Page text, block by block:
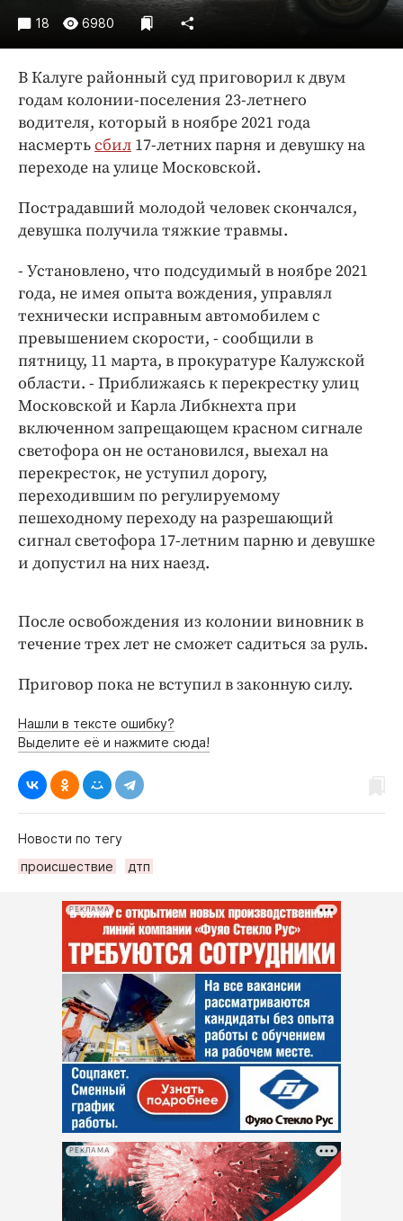
Интересное чтиво
Клиника года
Бренд года
Работодатель года
18 6980
В Калуге районный суд приговорил к двум
годам колонии-поселения 23-летнего
водителя, который в ноябре 2021 года
насмертьсбил 17-летних парня и девушку на
переходе на улице Московской.
Пострадавший молодой человек скончался,
девушка получила тяжкие травмы.
- Установлено, что подсудимый в ноябре 2021
года, не имея опыта вождения, управлял
технически исправным автомобилем с
превышением скорости, - сообщили в
пятницу, 11 марта, в прокуратуре Калужской
области. - Приближаясь к перекрестку улиц
Московской и Карла Либкнехта при
включенном запрещающем красном сигнале
светофора он не остановился, выехал на
перекресток, не уступил дорогу,
переходившим по регулируемому
пешеходному переходу на разрешающий
сигнал светофора 17-летним парню и девушке
и допустил на них наезд.
После освобождения из колонии виновник в
течение трех лет не сможет садиться за руль.
Приговор пока не вступил в законную силу.
Нашли в тексте ошибку?
Выделите её и нажмите сюда!
Новости по тегу
происшествие
дтп
РЕКЛАМА
РЕКЛАМА